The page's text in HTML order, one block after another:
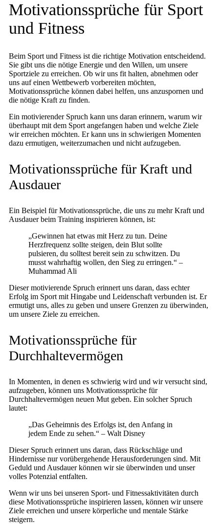
Motivationssprüche für Sport
und Fitness
Beim Sport und Fitness ist die richtige Motivation entscheidend.
Sie gibt uns die nötige Energie und den Willen, um unsere
Sportziele zu erreichen. Ob wir uns fit halten, abnehmen oder
uns auf einen Wettbewerb vorbereiten möchten,
Motivationssprüche können dabei helfen, uns anzuspornen und
die nötige Kraft zu finden.
Ein motivierender Spruch kann uns daran erinnern, warum wir
überhaupt mit dem Sport angefangen haben und welche Ziele
wir erreichen möchten. Er kann uns in schwierigen Momenten
dazu ermutigen, weiterzumachen und nicht aufzugeben.
Motivationssprüche für Kraft und
Ausdauer
Ein Beispiel für Motivationssprüche, die uns zu mehr Kraft und
Ausdauer beim Training inspirieren können, ist:
„Gewinnen hat etwas mit Herz zu tun. Deine
Herzfrequenz sollte steigen, dein Blut sollte
pulsieren, du solltest bereit sein zu schwitzen. Du
musst wahrhaftig wollen, den Sieg zu erringen.“ –
Muhammad Ali
Dieser motivierende Spruch erinnert uns daran, dass echter
Erfolg im Sport mit Hingabe und Leidenschaft verbunden ist. Er
ermutigt uns, alles zu geben und unsere Grenzen zu überwinden,
um unsere Ziele zu erreichen.
Motivationssprüche für
Durchhaltevermögen
In Momenten, in denen es schwierig wird und wir versucht sind,
aufzugeben, können uns Motivationssprüche für
Durchhaltevermögen neuen Mut geben. Ein solcher Spruch
lautet:
„Das Geheimnis des Erfolgs ist, den Anfang in
jedem Ende zu sehen.“ – Walt Disney
Dieser Spruch erinnert uns daran, dass Rückschläge und
Hindernisse nur vorübergehende Herausforderungen sind. Mit
Geduld und Ausdauer können wir sie überwinden und unser
volles Potenzial entfalten.
Wenn wir uns bei unseren Sport- und Fitnessaktivitäten durch
diese Motivationssprüche inspirieren lassen, können wir unsere
Ziele erreichen und unsere körperliche und mentale Stärke
steigern.